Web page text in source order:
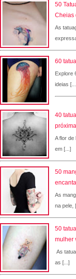
50
Cheias
As
60
Explore
ideias
40
A flor de
em [...]
50
As
na pele,
50
mulher
As
as [...]